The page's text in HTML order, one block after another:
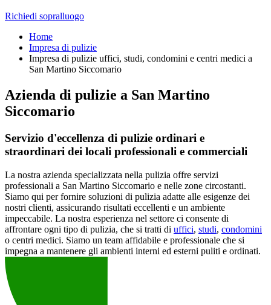
Richiedi sopralluogo
Home
Impresa di pulizie
Impresa di pulizie uffici, studi, condomini e centri medici a
San Martino Siccomario
Azienda di pulizie a San Martino
Siccomario
Servizio d'eccellenza di pulizie ordinari e
straordinari dei locali professionali e commerciali
La nostra azienda specializzata nella pulizia offre servizi
professionali a San Martino Siccomario e nelle zone circostanti.
Siamo qui per fornire soluzioni di pulizia adatte alle esigenze dei
nostri clienti, assicurando risultati eccellenti e un ambiente
impeccabile. La nostra esperienza nel settore ci consente di
affrontare ogni tipo di pulizia, che si tratti di uffici, studi, condomini
o centri medici. Siamo un team affidabile e professionale che si
impegna a mantenere gli ambienti interni ed esterni puliti e ordinati.